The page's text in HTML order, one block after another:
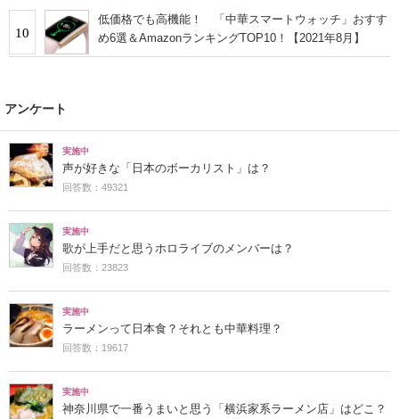
10
低価格でも高機能！ 「中華スマートウォッチ」おすす
め6選＆AmazonランキングTOP10！【2021年8月】
アンケート
実施中
声が好きな「日本のボーカリスト」は？
回答数：49321
実施中
歌が上手だと思うホロライブのメンバーは？
回答数：23823
実施中
ラーメンって日本食？それとも中華料理？
回答数：19617
実施中
神奈川県で一番うまいと思う「横浜家系ラーメン店」はどこ？